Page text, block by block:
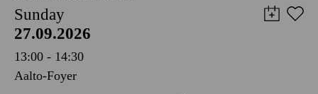
Sunday
27.09.2026
13:00 - 14:30
Aalto-Foyer